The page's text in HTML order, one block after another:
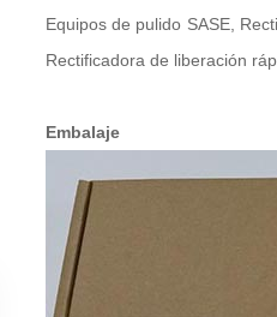
Equipos de pulido SASE,
Rectificadora de liberación
Embalaje